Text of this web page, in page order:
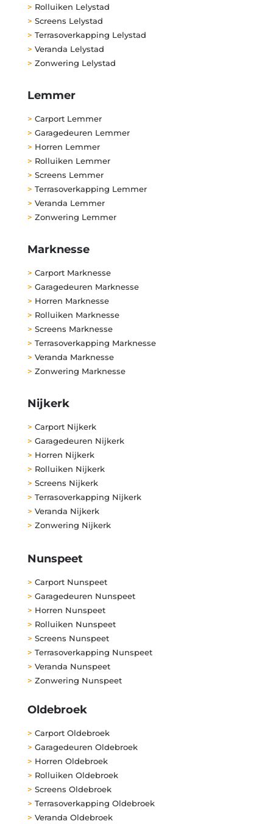
> Rolluiken Lelystad
> Screens Lelystad
> Terrasoverkapping Lelystad
> Veranda Lelystad
> Zonwering Lelystad
Lemmer
> Carport Lemmer
> Garagedeuren Lemmer
> Horren Lemmer
> Rolluiken Lemmer
> Screens Lemmer
> Terrasoverkapping Lemmer
> Veranda Lemmer
> Zonwering Lemmer
Marknesse
> Carport Marknesse
> Garagedeuren Marknesse
> Horren Marknesse
> Rolluiken Marknesse
> Screens Marknesse
> Terrasoverkapping Marknesse
> Veranda Marknesse
> Zonwering Marknesse
Nijkerk
> Carport Nijkerk
> Garagedeuren Nijkerk
> Horren Nijkerk
> Rolluiken Nijkerk
> Screens Nijkerk
> Terrasoverkapping Nijkerk
> Veranda Nijkerk
> Zonwering Nijkerk
Nunspeet
> Carport Nunspeet
> Garagedeuren Nunspeet
> Horren Nunspeet
> Rolluiken Nunspeet
> Screens Nunspeet
> Terrasoverkapping Nunspeet
> Veranda Nunspeet
> Zonwering Nunspeet
Oldebroek
> Carport Oldebroek
> Garagedeuren Oldebroek
> Horren Oldebroek
> Rolluiken Oldebroek
> Screens Oldebroek
> Terrasoverkapping Oldebroek
> Veranda Oldebroek